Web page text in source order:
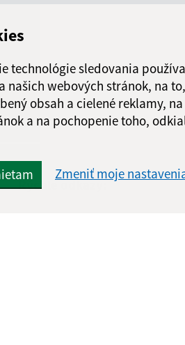
technológie sledovania
našich webových stránok, na
obsah a cielené reklamy,
a na pochopenie toho,
Zmeniť moje
Rýchle odkazy: